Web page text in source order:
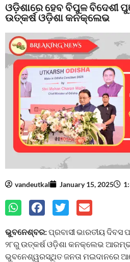
ଓଡ଼ିଶାରେ ହେବ ବିପୁଳ ବିଦେଶୀ
ଉତ୍କର୍ଷ ଓଡ଼ିଶା କନକ୍ଲେଭ
vandeutkal January 15, 2025
ଭୁବନେଶ୍ବର:ପ୍ରବାସୀ ଭାରତୀୟ ଦିବସ
୨୮ରୁ ଉତ୍କର୍ଷ ଓଡ଼ିଶା କନକ୍ଲେଭ ଆରମ୍ଭ
ଭୁବନେଶ୍ୱରସ୍ଥିତ ଜନତା ମଇଦାନରେ